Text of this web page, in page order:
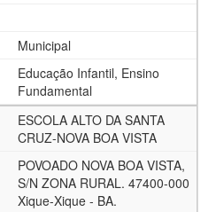
Municipal
Educação Infantil, Ensino
Fundamental
ESCOLA ALTO DA SANTA
CRUZ-NOVA BOA VISTA
POVOADO NOVA BOA VISTA,
S/N ZONA RURAL. 47400-000
Xique-Xique - BA.